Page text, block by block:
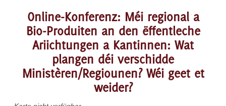
Online-Konferenz: Méi regional a
Bio-Produiten an den ëffentleche
Ariichtungen a Kantinnen: Wat
plangen déi verschidde
Ministèren/Regiounen? Wéi geet et
weider?